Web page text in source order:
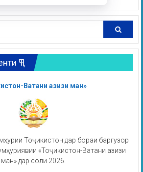
ҶТ
Ватани азизи ман»
Тоҷикистон дар бораи баргузор
«Тоҷикистон-Ватани азизи
ман» дар соли 2026.